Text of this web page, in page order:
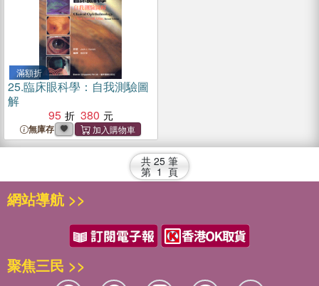
滿額折
25.臨床眼科學：自我測驗圖
解
95
380
無庫存
共 25 筆
第 1 頁
網站導航 >>
聚焦三民 >>